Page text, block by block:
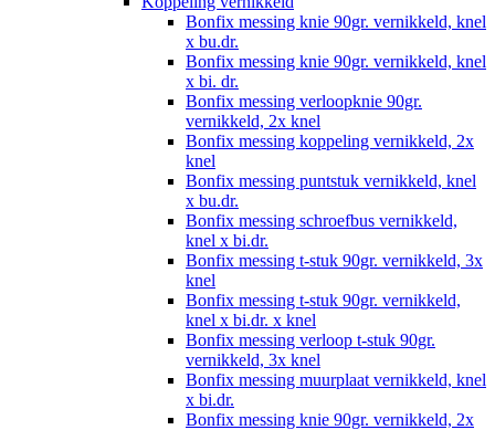
Bonfix messing knie 90gr. vernikkeld, knel
x bu.dr.
Bonfix messing knie 90gr. vernikkeld, knel
x bi. dr.
Bonfix messing verloopknie 90gr.
vernikkeld, 2x knel
Bonfix messing koppeling vernikkeld, 2x
knel
Bonfix messing puntstuk vernikkeld, knel
x bu.dr.
Bonfix messing schroefbus vernikkeld,
knel x bi.dr.
Bonfix messing t-stuk 90gr. vernikkeld, 3x
knel
Bonfix messing t-stuk 90gr. vernikkeld,
knel x bi.dr. x knel
Bonfix messing verloop t-stuk 90gr.
vernikkeld, 3x knel
Bonfix messing muurplaat vernikkeld, knel
x bi.dr.
Bonfix messing knie 90gr. vernikkeld, 2x